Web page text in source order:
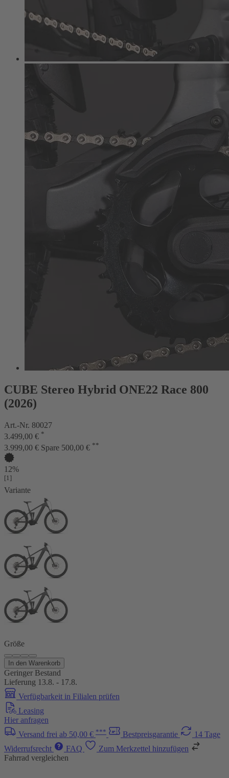
CUBE Stereo Hybrid ONE22 Race 800
(2026)
Art.-Nr. 80027
3.499,00 € *
3.999,00 € Spare 500,00 € **
12%
[1]
Variante
Größe
In den Warenkorb
Geringer Bestand
Lieferung 13.8. - 17.8.
Verfügbarkeit in Filialen prüfen
Leasing
Hier anfragen
Versand frei ab 50,00 € *** Bestpreisgarantie
14 Tage
Widerrufsrecht
FAQ
Zum Merkzettel hinzufügen
Fahrrad vergleichen